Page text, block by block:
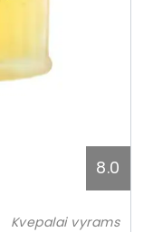
8.0
Kvepalai vyrams